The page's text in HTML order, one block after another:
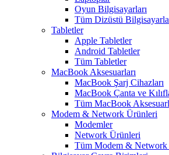
Oyun Bilgisayarları
Tüm Dizüstü
Tabletler
Apple Tabletler
Android Tabletler
Tüm Tabletler
MacBook Aksesuarları
MacBook Şarj Cihazları
MacBook Çanta ve
Tüm MacBook
Modem & Network Ürünleri
Modemler
Network Ürünleri
Tüm Modem & Network